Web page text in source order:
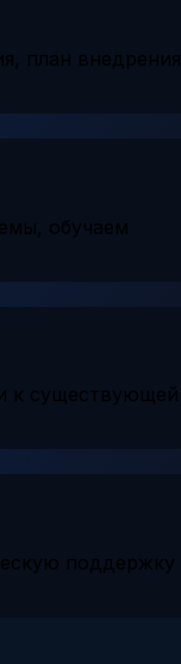
план внедрения
обучаем
к существующей
поддержку